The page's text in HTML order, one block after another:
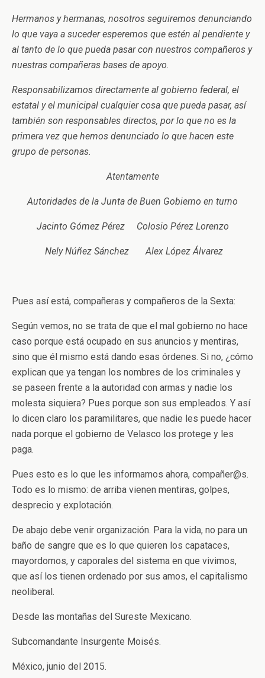
Hermanos y hermanas, nosotros seguiremos denunciando
lo que vaya a suceder esperemos que estén al pendiente y
al tanto de lo que pueda pasar con nuestros compañeros y
nuestras compañeras bases de apoyo.
Responsabilizamos directamente al gobierno federal, el
estatal y el municipal cualquier cosa que pueda pasar, así
también son responsables directos, por lo que no es la
primera vez que hemos denunciado lo que hacen este
grupo de personas.
Atentamente
Autoridades de la Junta de Buen Gobierno en turno
Jacinto Gómez Pérez Colosio Pérez Lorenzo
Nely Núñez Sánchez Alex López Álvarez
Pues así está, compañeras y compañeros de la Sexta:
Según vemos, no se trata de que el mal gobierno no hace
caso porque está ocupado en sus anuncios y mentiras,
sino que él mismo está dando esas órdenes. Si no, ¿cómo
explican que ya tengan los nombres de los criminales y
se paseen frente a la autoridad con armas y nadie los
molesta siquiera? Pues porque son sus empleados. Y así
lo dicen claro los paramilitares, que nadie les puede hacer
nada porque el gobierno de Velasco los protege y les
paga.
Pues esto es lo que les informamos ahora, compañer@s.
Todo es lo mismo: de arriba vienen mentiras, golpes,
desprecio y explotación.
De abajo debe venir organización. Para la vida, no para un
baño de sangre que es lo que quieren los capataces,
mayordomos, y caporales del sistema en que vivimos,
que así los tienen ordenado por sus amos, el capitalismo
neoliberal.
Desde las montañas del Sureste Mexicano.
Subcomandante Insurgente Moisés.
México, junio del 2015.